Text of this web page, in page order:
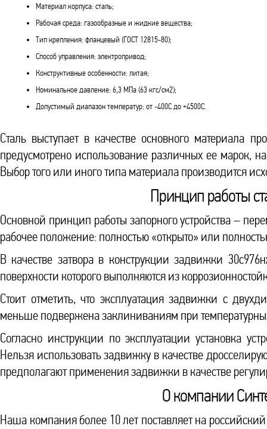
Материал корпуса: сталь;
Рабочая среда: газообразные и жидкие вещества;
Тип крепления: фланцевый (ГОСТ 12815-80);
Способ управления: электропривод;
Конструктивные особенности: литая;
Номинальное давление: 6,3 МПа (63 кгс/см2);
Допустимый диапазон температур: от -400С до +4500С.
Сталь выступает в качестве основного материала
предусмотрено использование различных ее марок,
Выбор того или иного типа материала производится
Принцип работы
Основной принцип работы запорного устройства –
рабочее положение: полностью «открыто» или
В качестве затвора в конструкции задвижки
поверхности которого выполняются из
Стоит отметить, что эксплуатация задвижки с
меньше подвержена заклиниваниям при
Согласно инструкции по эксплуатации установка
Нельзя использовать задвижку в качестве
предполагают применения задвижки в качестве
О компании
Наша компания более 10 лет поставляет на